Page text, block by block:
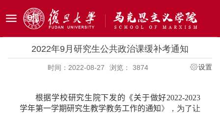
2022年9月研究生公共政治课缓补考通知
时间：2022-08-27 浏览： 3874 设置
根据学校研究生院下发的《关于做好2022-2023
学年第一学期研究生教学教务工作的通知》， 为了让